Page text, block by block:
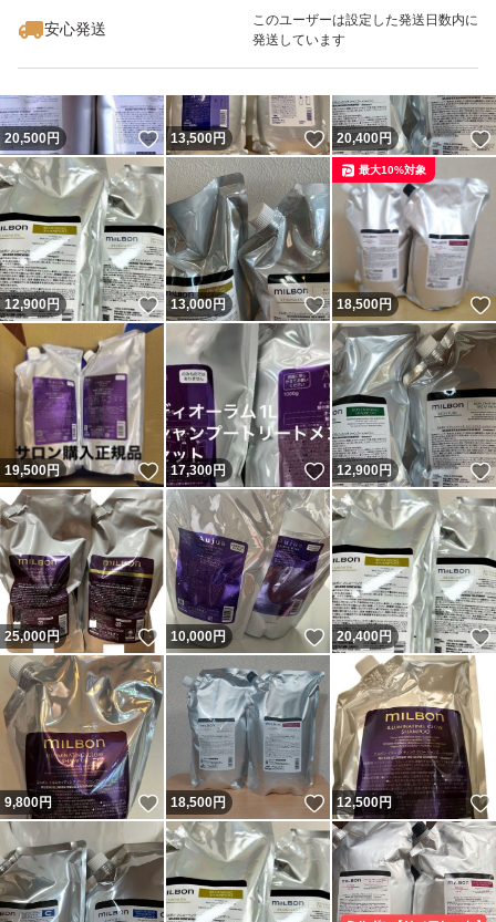
安心発送
このユーザーは設定した発送日数内に
発送しています
20,500円 いいね！
13,500円 いいね！
20,400円
12,900円 いいね！
13,000円 いいね！
18,500円
最大10%対象
19,500円 いいね！
17,300円 いいね！
12,900円
25,000円 いいね！
10,000円 いいね！
20,400円
9,800円 いいね！
18,500円 いいね！
12,500円